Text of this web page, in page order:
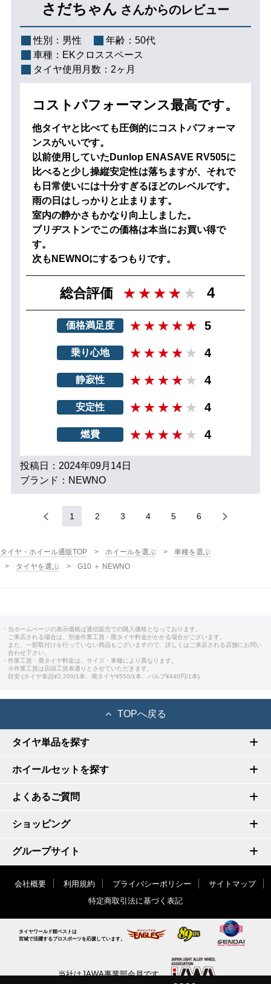
さだちゃん さんからのレビュー
性別： 男性 年齢： 50代
車種： EKクロススペース
タイヤ使用月数： 2ヶ月
コストパフォーマンス最高です。
他タイヤと比べても圧倒的にコストパフォーマ
ンスがいいです。
以前使用していたDunlop ENASAVE RV505に
比べると少し操縦安定性は落ちますが、それで
も日常使いには十分すぎるほどのレベルです。
雨の日はしっかりと止まります。
室内の静かさもかなり向上しました。
ブリヂストンでこの価格は本当にお買い得で
す。
次もNEWNOにするつもりです。
総合評価 4
価格満足度 5
乗り心地 4
静寂性 4
安定性 4
燃費 4
投稿日：2024年09月14日
ブランド：NEWNO
1 2 3 4 5 6
タイヤ・ホイール通販TOP ホイールを選ぶ
車種を選ぶ
タイヤを選ぶ
G10 ＋ NEWNO
・当ホームページの表示価格は通信販売での購入価格となっております。
ご来店される場合は、別途作業工賃・廃タイヤ料金がかかる場合がございます。
また、一部取付けを行っていない商品もございますので、詳しくはご来店される店舗にお問い
合わせ下さい。
・作業工賃・廃タイヤ料金は、サイズ・車種により異なります。
※作業工賃は店頭工賃表通りとさせていただきます。
目安:(タイヤ単品¥2,200/1本、廃タイヤ¥550/1本、バルブ¥440円/1本)
TOPへ戻る
タイヤ単品を探す
ホイールセットを探す
よくあるご質問
ショッピング
グループサイト
会社概要 利用規約 プライバシーポリシー
サイトマップ
特定商取引法に基づく表記
タイヤワールド館ベストは
宮城で活躍するプロスポーツを応援しています。
当社はJAWA事業部会員です